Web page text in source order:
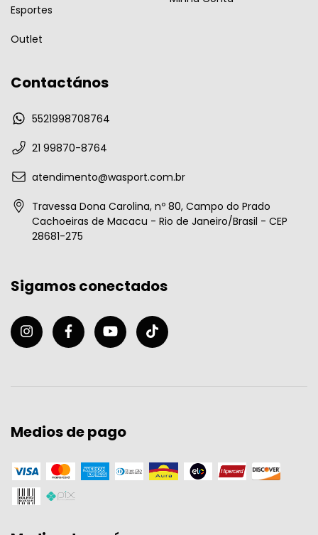
Esportes
Outlet
Contactános
5521998708764
21 99870-8764
atendimento@wasport.com.br
Travessa Dona Carolina, nº 80, Campo do Prado
Cachoeiras de Macacu - Rio de Janeiro/Brasil - CEP
28681-275
Sigamos conectados
Medios de pago